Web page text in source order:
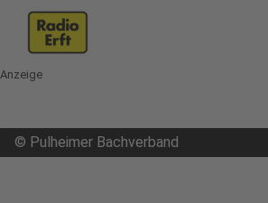
Anzeige
© Pulheimer Bachverband